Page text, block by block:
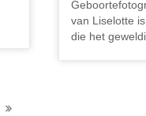
van Liselotte
die het